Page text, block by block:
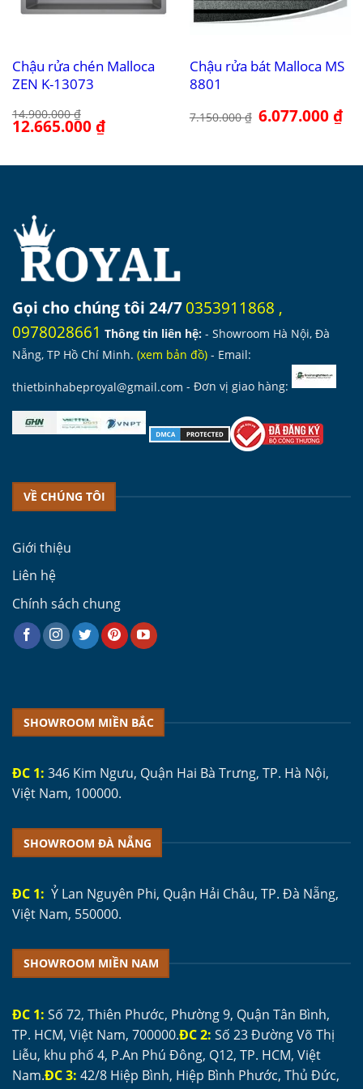
Chậu rửa chén Malloca
ZEN K-13073
14.900.000₫
Giá
gốc
12.665.000₫Giá
hiện
12.665.000 ₫.
Chậu rửa bát Malloca MS
8801
7.150.000₫ Giá
gốc
6.077.000₫Giá
Gọi cho chúng tôi 24/70353911868 ,
0978028661 Thông tin liên hệ: - Showroom Hà Nội, Đà
Nẵng, TP Hồ Chí Minh. (xem bản đồ) - Email:
thietbinhabeproyal@gmail.com - Đơn vị giao hàng:
VỀ CHÚNG TÔI
Giới thiệu
Liên hệ
Chính sách chung
SHOWROOM MIỀN BẮC
ĐC 1: 346 Kim Ngưu, Quận Hai Bà Trưng, TP. Hà Nội,
Việt Nam, 100000.
SHOWROOM ĐÀ NẴNG
ĐC 1: Ỷ Lan Nguyên Phi, Quận Hải Châu, TP. Đà Nẵng,
Việt Nam, 550000.
SHOWROOM MIỀN NAM
ĐC 1: Số 72, Thiên Phước, Phường 9, Quận Tân Bình,
TP. HCM, Việt Nam, 700000.ĐC 2: Số 23 Đường Võ Thị
Liễu, khu phố 4, P.An Phú Đông, Q12, TP. HCM, Việt
Nam.ĐC 3: 42/8 Hiệp Bình, Hiệp Bình Phước, Thủ Đức,